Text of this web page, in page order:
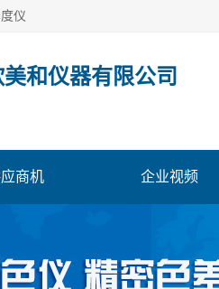
仪
和仪器有限公司
商机 企业视频